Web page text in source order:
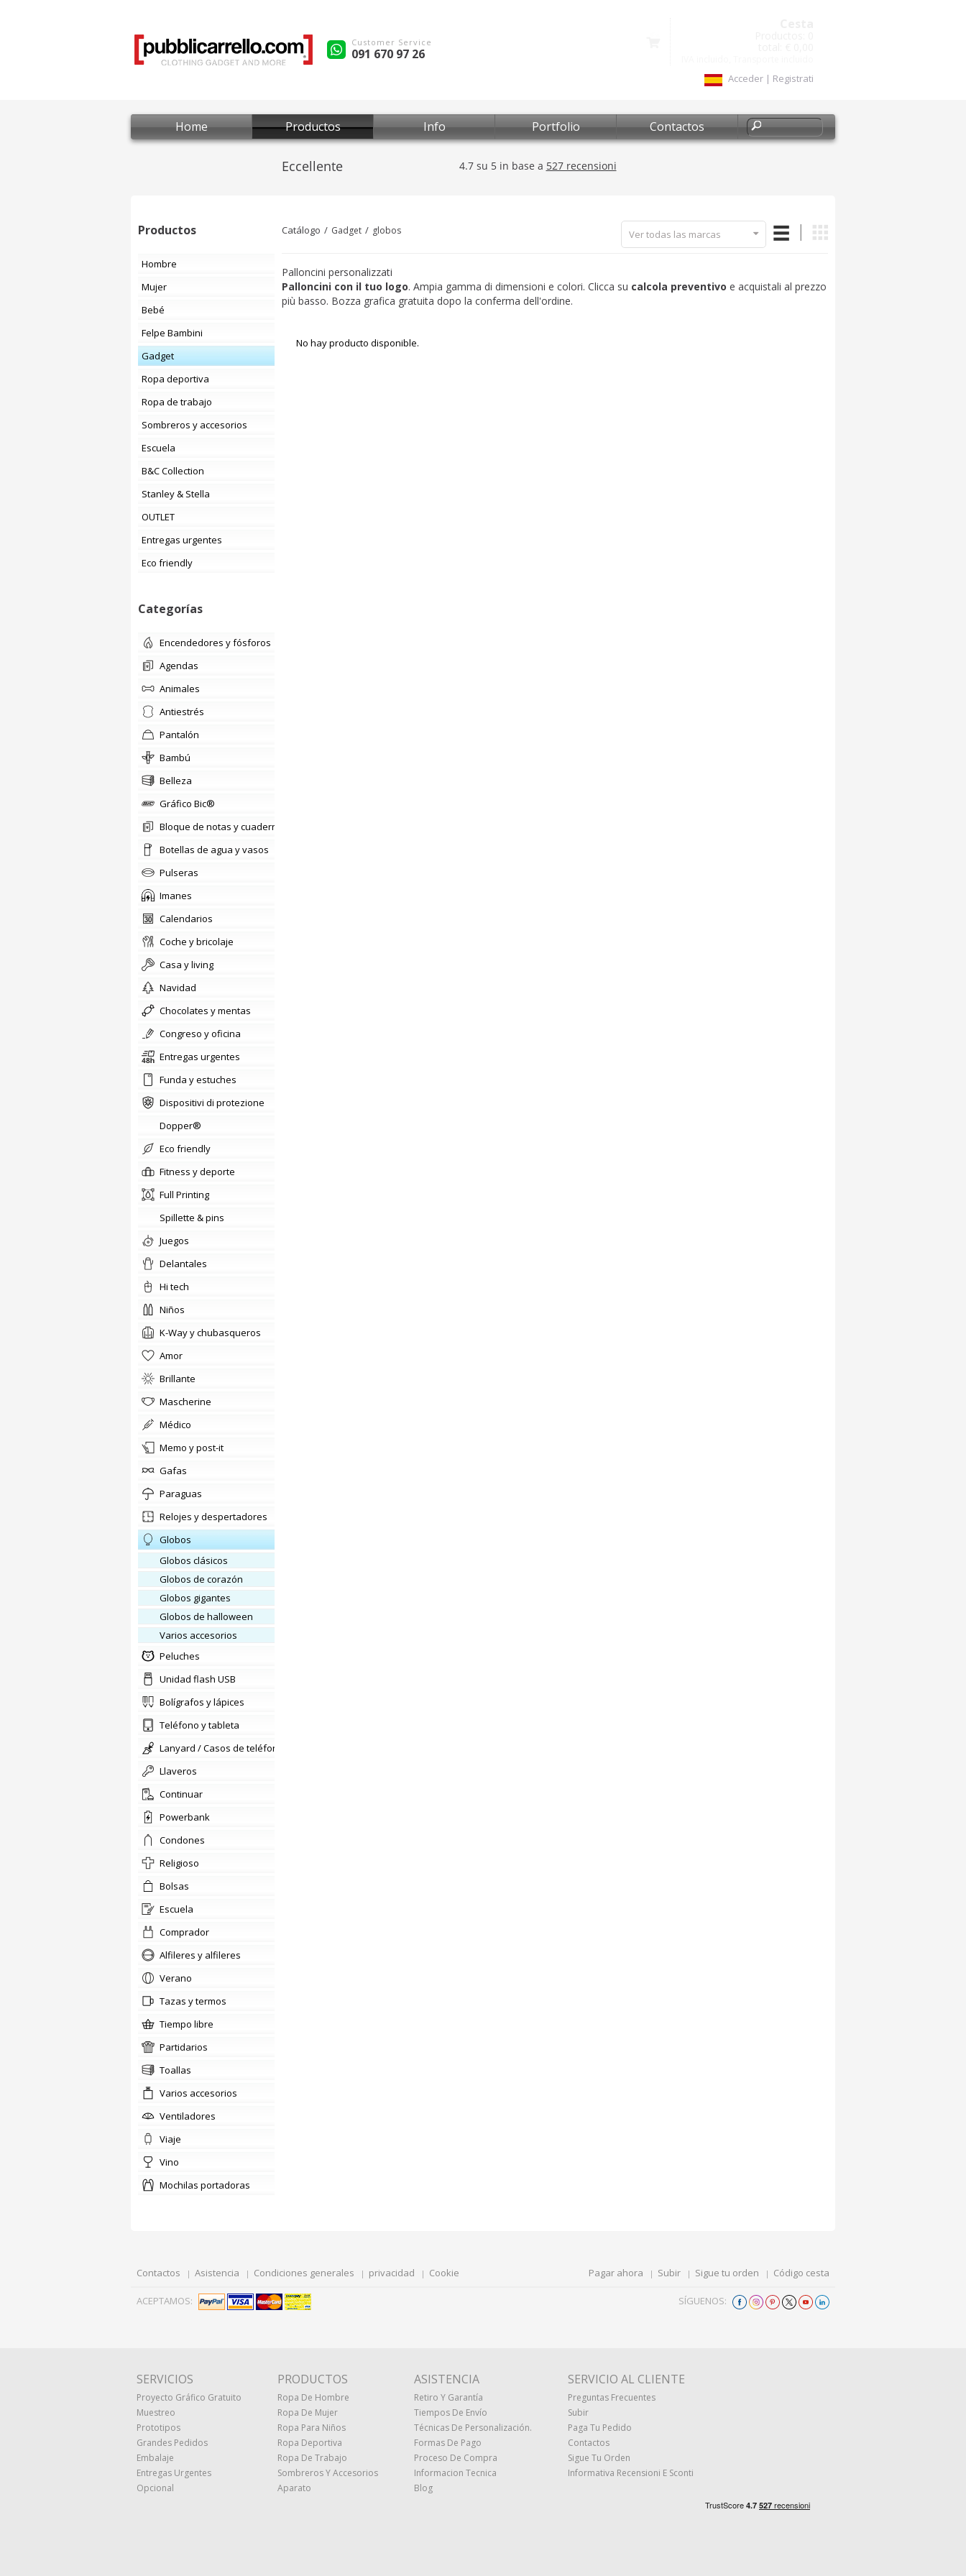
Customer Service
091 670 97 26
Acceder | Registrati
Home Productos Info Portfolio Contactos
Productos
Hombre
Mujer
Bebé
Felpe Bambini
Gadget
Ropa deportiva
Ropa de trabajo
Sombreros y accesorios
Escuela
B&C Collection
Stanley & Stella
OUTLET
Entregas urgentes
Eco friendly
Categorías
encendedores y fósforos
agendas
animales
antiestrés
pantalón
Bambú
belleza
Gráfico Bic®
Bloque de notas y cuadernos
Botellas de agua y vasos
pulseras
imanes
calendarios
coche y bricolaje
casa y living
Navidad
chocolates y mentas
congreso y oficina
Entregas urgentes
Funda y estuches
Dispositivi di protezione
Dopper®
Eco friendly
fitness y deporte
Full Printing
Spillette & pins
Juegos
delantales
hi tech
niños
K-Way y chubasqueros
amor
brillante
Mascherine
médico
memo y post-it
gafas
paraguas
relojes y despertadores
globos
Globos clásicos
Globos de corazón
Globos gigantes
Globos de halloween
varios accesorios
Peluches
Unidad flash USB
bolígrafos y lápices
teléfono y tableta
lanyard / Casos de teléfono
llaveros
Continuar
Powerbank
condones
religioso
bolsas
escuela
comprador
Alfileres y alfileres
verano
tazas y termos
tiempo libre
partidarios
Toallas
Varios accesorios
ventiladores
viaje
vino
mochilas portadoras
Catálogo Gadget globos Ver todas las marcas
Palloncini personalizzati
Palloncini con il tuo logo. Ampia gamma di dimensioni e colori. Clicca su calcola preventivo e acquistali al prezzo
più basso. Bozza grafica gratuita dopo la conferma dell'ordine.
No hay producto disponible.
Contactos Asistencia Condiciones generales privacidad Cookie Pagar ahora Subir Sigue tu orden Código cesta
ACEPTAMOS: SÍGUENOS:
SERVICIOS
Proyecto Gráfico Gratuito
Muestreo
Prototipos
Grandes Pedidos
Embalaje
Entregas Urgentes
Opcional
PRODUCTOS
Ropa De Hombre
Ropa De Mujer
Ropa Para Niños
Ropa Deportiva
Ropa De Trabajo
Sombreros Y Accesorios
Aparato
ASISTENCIA
Retiro Y Garantía
Tiempos De Envío
Técnicas De Personalización.
Formas De Pago
Proceso De Compra
Informacion Tecnica
Blog
SERVICIO AL CLIENTE
Preguntas Frecuentes
Subir
Paga Tu Pedido
Contactos
Sigue Tu Orden
Informativa Recensioni E Sconti